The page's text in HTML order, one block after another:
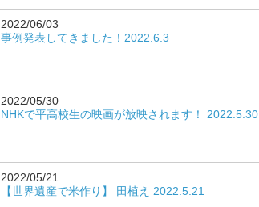
2022/06/03
事例発表してきました！2022.6.3
2022/05/30
NHKで平高校生の映画が放映されます！ 2022.5.30
2022/05/21
【世界遺産で米作り】 田植え 2022.5.21